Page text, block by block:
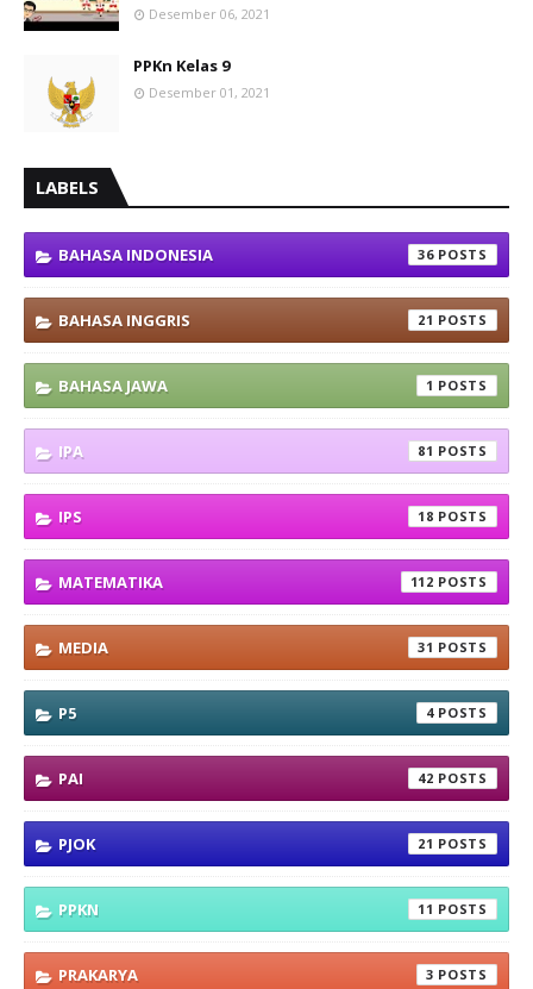
Desember 06, 2021
PPKn Kelas 9
Desember 01, 2021
LABELS
BAHASA INDONESIA 36
BAHASA INGGRIS 21
BAHASA JAWA 1
IPA 81
IPS 18
MATEMATIKA 112
MEDIA 31
P5 4
PAI 42
PJOK 21
PPKN 11
PRAKARYA 3